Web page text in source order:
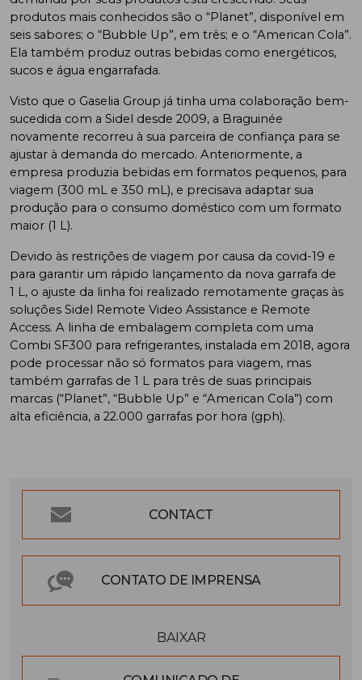
produtos mais conhecidos são o “Planet”, disponível em
seis sabores; o “Bubble Up”, em três; e o “American Cola”.
Ela também produz outras bebidas como energéticos,
sucos e água engarrafada.
Visto que o Gaselia Group já tinha uma colaboração bem-
sucedida com a Sidel desde 2009, a Braguinée
novamente recorreu à sua parceira de confiança para se
ajustar à demanda do mercado. Anteriormente, a
empresa produzia bebidas em formatos pequenos, para
viagem (300 mL e 350 mL), e precisava adaptar sua
produção para o consumo doméstico com um formato
maior (1 L).
Devido às restrições de viagem por causa da covid-19 e
para garantir um rápido lançamento da nova garrafa de
1 L, o ajuste da linha foi realizado remotamente graças às
soluções Sidel Remote Video Assistance e Remote
Access. A linha de embalagem completa com uma
Combi SF300 para refrigerantes, instalada em 2018, agora
pode processar não só formatos para viagem, mas
também garrafas de 1 L para três de suas principais
marcas (“Planet”, “Bubble Up” e “American Cola”) com
alta eficiência, a 22.000 garrafas por hora (gph).
CONTACT
CONTATO DE IMPRENSA
BAIXAR